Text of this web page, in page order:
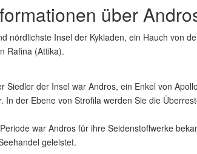
über
nördlichste Insel der Kykladen, ein Hauch von
Rafina (Attika).
Siedler der Insel war Andros, ein Enkel von
In der Ebene von Strofila werden Sie die
war Andros für ihre Seidenstoffwerke
geleistet.